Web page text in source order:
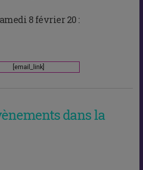
8 février 20 :
[email_link]
dans la